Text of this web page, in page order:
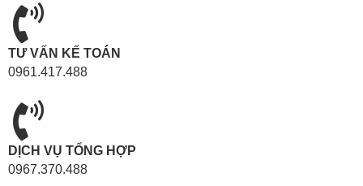
TƯ VẤN KẾ TOÁN
0961.417.488
DỊCH VỤ TỔNG HỢP
0967.370.488